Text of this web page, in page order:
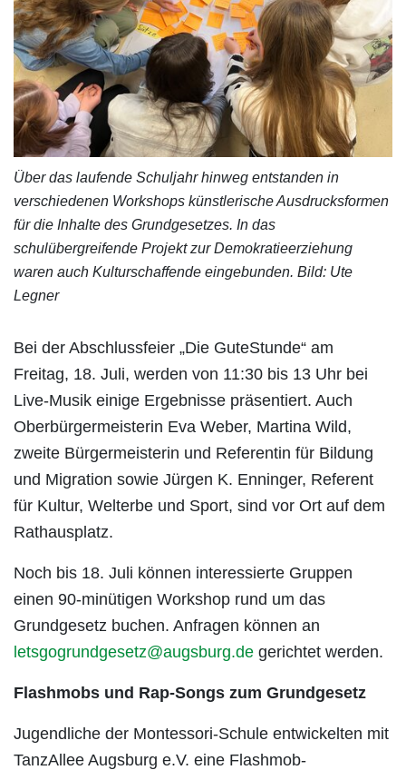
Über das laufende Schuljahr hinweg entstanden in
verschiedenen Workshops künstlerische Ausdrucksformen
für die Inhalte des Grundgesetzes. In das
schulübergreifende Projekt zur Demokratieerziehung
waren auch Kulturschaffende eingebunden. Bild: Ute
Legner
Bei der Abschlussfeier „Die GuteStunde“ am
Freitag, 18. Juli, werden von 11:30 bis 13 Uhr bei
Live-Musik einige Ergebnisse präsentiert. Auch
Oberbürgermeisterin Eva Weber, Martina Wild,
zweite Bürgermeisterin und Referentin für Bildung
und Migration sowie Jürgen K. Enninger, Referent
für Kultur, Welterbe und Sport, sind vor Ort auf dem
Rathausplatz.
Noch bis 18. Juli können interessierte Gruppen
einen 90-minütigen Workshop rund um das
Grundgesetz buchen. Anfragen können an
letsgogrundgesetz@augsburg.de gerichtet werden.
Flashmobs und Rap-Songs zum Grundgesetz
Jugendliche der Montessori-Schule entwickelten mit
TanzAllee Augsburg e.V. eine Flashmob-